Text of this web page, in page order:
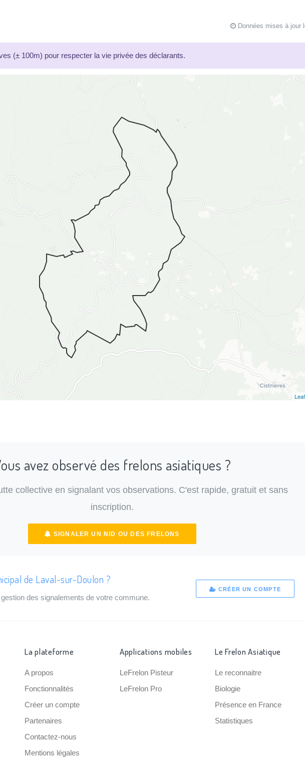
Données mises à jour
(± 100m) pour respecter la vie privée des déclarants.
avez observé des frelons asiatiques ?
collective en signalant vos observations. C'est rapide, gratuit et sans
inscription.
SIGNALER UN NID OU DES FRELONS
de Laval-sur-Doulon ?
des signalements de votre commune.
CRÉER UN COMPTE
La plateforme
A propos
Fonctionnalités
Créer un compte
Partenaires
Contactez-nous
Mentions légales
Applications mobiles
LeFrelon Pisteur
LeFrelon Pro
Le Frelon Asiatique
Le reconnaitre
Biologie
Présence en France
Statistiques